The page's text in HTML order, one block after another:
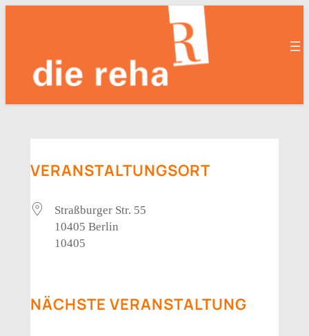
VERANSTALTUNGSORT
Straßburger Str. 55
10405 Berlin
10405
NÄCHSTE VERANSTALTUNG